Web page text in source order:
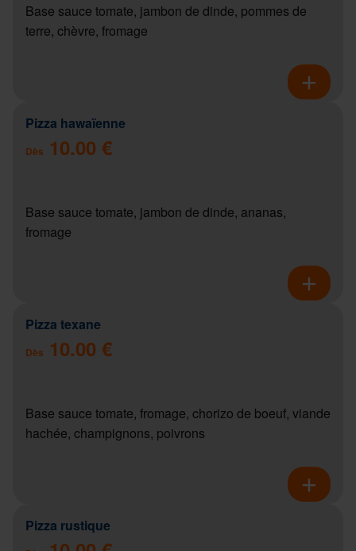
Base sauce tomate, jambon de dinde, pommes de
terre, chèvre, fromage
Pizza hawaïenne
Dès 10.00 €
Base sauce tomate, jambon de dinde, ananas,
fromage
Pizza texane
Dès 10.00 €
Base sauce tomate, fromage, chorizo de boeuf, viande
hachée, champignons, poivrons
Pizza rustique